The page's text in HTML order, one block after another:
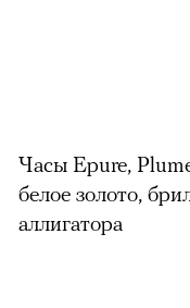
Часы Epure,
белое золото,
аллигатора